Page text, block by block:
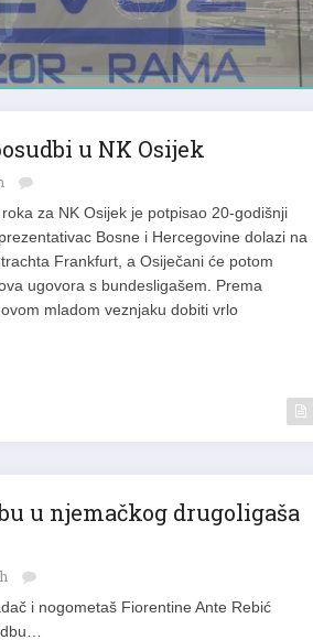
u NK Osijek
za NK Osijek je potpisao 20-godišnji
Bosne i Hercegovine dolazi na
Frankfurt, a Osiječani će potom
ugovora s bundesligašem. Prema
mladom veznjaku dobiti vrlo
u njemačkog drugoligaša
i nogometaš Fiorentine Ante Rebić